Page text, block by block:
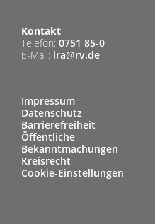
Kontakt
Telefon: 0751 85-0
E-Mail: lra@rv.de
Impressum
Datenschutz
Barrierefreiheit
Öffentliche
Bekanntmachungen
Kreisrecht
Cookie-Einstellungen